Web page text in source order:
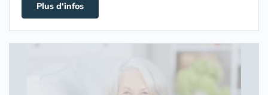
Plus d'infos